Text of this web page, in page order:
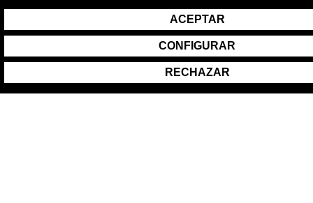
ACEPTAR
CONFIGURAR
RECHAZAR